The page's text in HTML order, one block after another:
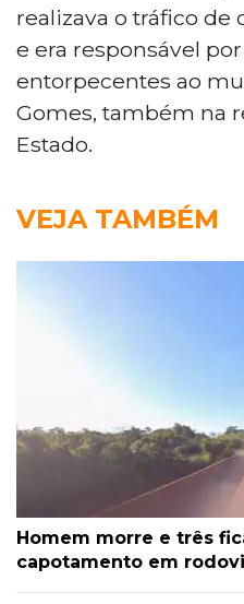
realizava o tráfico de
e era responsável
entorpecentes ao
Gomes, também na
Estado.
VEJA TAMBÉM
Homem morre e três
capotamento em